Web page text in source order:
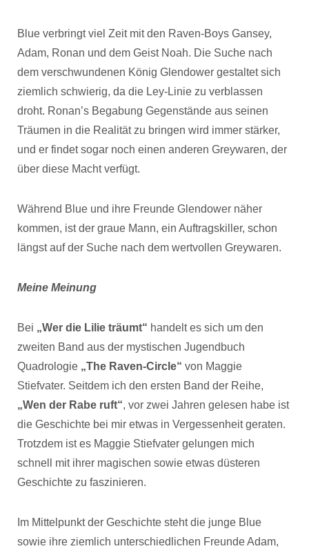
Blue verbringt viel Zeit mit den Raven-Boys Gansey,
Adam, Ronan und dem Geist Noah. Die Suche nach
dem verschwundenen König Glendower gestaltet sich
ziemlich schwierig, da die Ley-Linie zu verblassen
droht. Ronan’s Begabung Gegenstände aus seinen
Träumen in die Realität zu bringen wird immer stärker,
und er findet sogar noch einen anderen Greywaren, der
über diese Macht verfügt.
Während Blue und ihre Freunde Glendower näher
kommen, ist der graue Mann, ein Auftragskiller, schon
längst auf der Suche nach dem wertvollen Greywaren.
Meine Meinung
Bei „Wer die Lilie träumt“ handelt es sich um den
zweiten Band aus der mystischen Jugendbuch
Quadrologie „The Raven-Circle“ von Maggie
Stiefvater. Seitdem ich den ersten Band der Reihe,
„Wen der Rabe ruft“, vor zwei Jahren gelesen habe ist
die Geschichte bei mir etwas in Vergessenheit geraten.
Trotzdem ist es Maggie Stiefvater gelungen mich
schnell mit ihrer magischen sowie etwas düsteren
Geschichte zu faszinieren.
Im Mittelpunkt der Geschichte steht die junge Blue
sowie ihre ziemlich unterschiedlichen Freunde Adam,